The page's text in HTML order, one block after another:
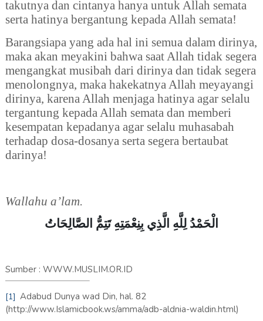
takutnya dan cintanya hanya untuk Allah semata
serta hatinya bergantung kepada Allah semata!
Barangsiapa yang ada hal ini semua dalam dirinya,
maka akan meyakini bahwa saat Allah tidak segera
mengangkat musibah dari dirinya dan tidak segera
menolongnya, maka hakekatnya Allah meyayangi
dirinya, karena Allah menjaga hatinya agar selalu
tergantung kepada Allah semata dan memberi
kesempatan kepadanya agar selalu muhasabah
terhadap dosa-dosanya serta segera bertaubat
darinya!
Wallahu a’lam.
الْحَمْدُ لِلَّهِ الَّذِي بِنِعْمَتِهِ تَتِمُّ الصَّالِحَاتُ
Sumber : WWW.MUSLIM.OR.ID
[1] Adabud Dunya wad Din, hal. 82
(http://www.Islamicbook.ws/amma/adb-aldnia-waldin.html)